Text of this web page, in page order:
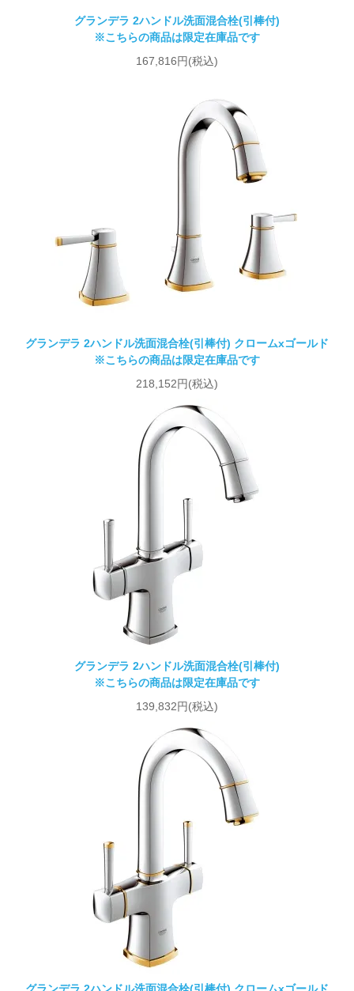
グランデラ 2ハンドル洗面混合栓(引棒付)
※こちらの商品は限定在庫品です
167,816円(税込)
グランデラ 2ハンドル洗面混合栓(引棒付) クロームxゴールド
※こちらの商品は限定在庫品です
218,152円(税込)
グランデラ 2ハンドル洗面混合栓(引棒付)
※こちらの商品は限定在庫品です
139,832円(税込)